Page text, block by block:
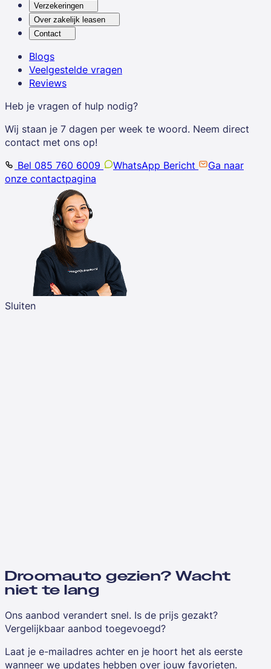
Verzekeringen
Over zakelijk leasen
Contact
Blogs
Veelgestelde vragen
Reviews
Heb je vragen of hulp nodig?
Wij staan je 7 dagen per week te woord. Neem direct
contact met ons op!
Bel 085 760 6009
WhatsApp Bericht
Ga naar
onze contactpagina
Sluiten
Droomauto gezien? Wacht
niet te lang
Ons aanbod verandert snel. Is de prijs gezakt?
Vergelijkbaar aanbod toegevoegd?
Laat je e-mailadres achter en je hoort het als eerste
wanneer we updates hebben over jouw favorieten.